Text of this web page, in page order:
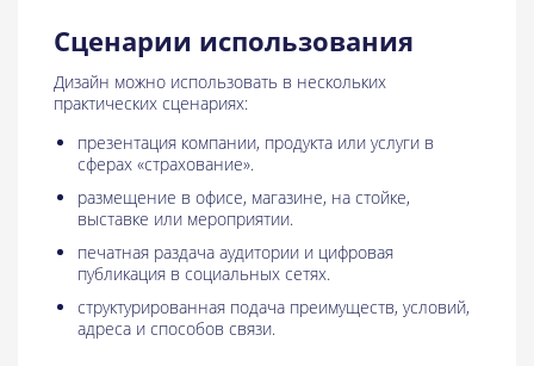
Сценарии использования
Дизайн можно использовать в нескольких
практических сценариях:
презентация компании, продукта или услуги в
сферах «страхование».
размещение в офисе, магазине, на стойке,
выставке или мероприятии.
печатная раздача аудитории и цифровая
публикация в социальных сетях.
структурированная подача преимуществ, условий,
адреса и способов связи.